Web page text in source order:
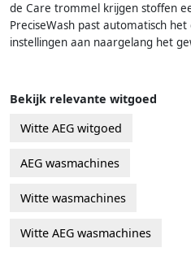
de Care trommel krijgen stoffen
PreciseWash past automatisch
instellingen aan naargelang het
Bekijk relevante witgoed
Witte AEG witgoed
AEG wasmachines
Witte wasmachines
Witte AEG wasmachines